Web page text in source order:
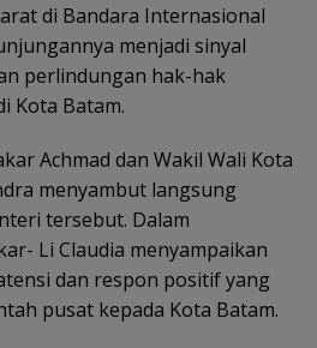
di Bandara Internasional
menjadi sinyal
perlindungan hak-hak
Kota Batam.
Achmad dan Wakil Wali Kota
menyambut langsung
tersebut. Dalam
Li Claudia menyampaikan
dan respon positif yang
pusat kepada Kota Batam.